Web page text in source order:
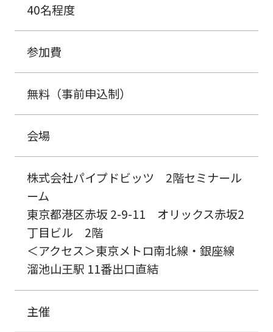
40名程度
参加費
無料（事前申込制）
会場
株式会社パイプドビッツ 2階セミナール
ーム
東京都港区赤坂 2-9-11 オリックス赤坂2
丁目ビル 2階
＜アクセス＞東京メトロ南北線・銀座線
溜池山王駅 11番出口直結
主催